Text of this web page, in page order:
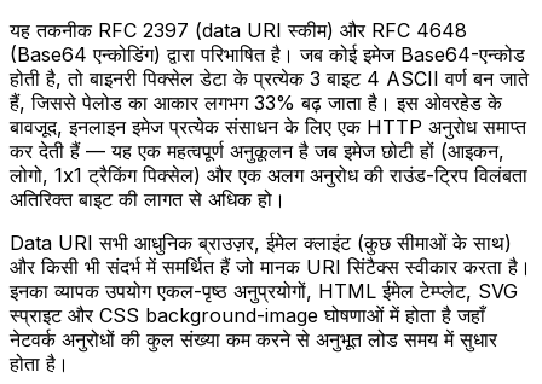
यह तकनीक RFC 2397 (data URI स्कीम) और RFC 4648
(Base64 एन्कोडिंग) द्वारा परिभाषित है। जब कोई इमेज Base64-एन्कोड
होती है, तो बाइनरी पिक्सेल डेटा के प्रत्येक 3 बाइट 4 ASCII वर्ण बन जाते
हैं, जिससे पेलोड का आकार लगभग 33% बढ़ जाता है। इस ओवरहेड के
बावजूद, इनलाइन इमेज प्रत्येक संसाधन के लिए एक HTTP अनुरोध समाप्त
कर देती हैं — यह एक महत्वपूर्ण अनुकूलन है जब इमेज छोटी हों (आइकन,
लोगो, 1x1 ट्रैकिंग पिक्सेल) और एक अलग अनुरोध की राउंड-ट्रिप विलंबता
अतिरिक्त बाइट की लागत से अधिक हो।
Data URI सभी आधुनिक ब्राउज़र, ईमेल क्लाइंट (कुछ सीमाओं के साथ)
और किसी भी संदर्भ में समर्थित हैं जो मानक URI सिंटैक्स स्वीकार करता है।
इनका व्यापक उपयोग एकल-पृष्ठ अनुप्रयोगों, HTML ईमेल टेम्प्लेट, SVG
स्प्राइट और CSS background-image घोषणाओं में होता है जहाँ
नेटवर्क अनुरोधों की कुल संख्या कम करने से अनुभूत लोड समय में सुधार
होता है।